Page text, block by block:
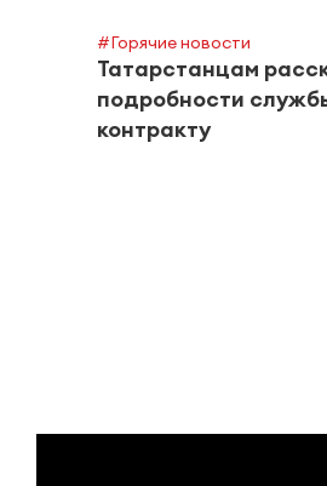
#Горячие новости
Татарстанцам
подробности
контракту